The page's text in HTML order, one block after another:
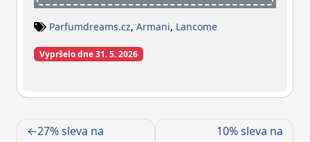
Parfumdreams.cz, Armani, Lancome
Vypršelo dne 31. 5. 2026
Navigace
27% sleva na
10% sleva na